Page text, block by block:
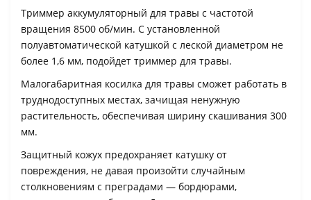
Триммер аккумуляторный для травы с частотой
вращения 8500 об/мин. С установленной
полуавтоматической катушкой с леской диаметром не
более 1,6 мм, подойдет триммер для травы.
Малогабаритная косилка для травы сможет работать в
труднодоступных местах, зачищая ненужную
растительность, обеспечивая ширину скашивания 300
мм.
Защитный кожух предохраняет катушку от
повреждения, не давая произойти случайным
столкновениям с преградами — бордюрами,